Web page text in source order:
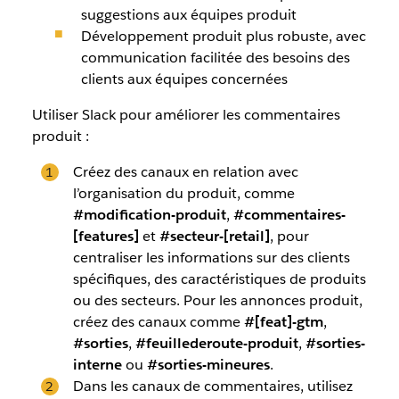
suggestions aux équipes produit
Développement produit plus robuste, avec
communication facilitée des besoins des
clients aux équipes concernées
Utiliser Slack pour améliorer les commentaires
produit :
Créez des canaux en relation avec
l’organisation du produit, comme
#modification-produit, #commentaires-
[features] et#secteur-[retail], pour
centraliser les informations sur des clients
spécifiques, des caractéristiques de produits
ou des secteurs. Pour les annonces produit,
créez des canaux comme#[feat]-gtm,
#sorties, #feuillederoute-produit, #sorties-
interneou #sorties-mineures.
Dans les canaux de commentaires, utilisez